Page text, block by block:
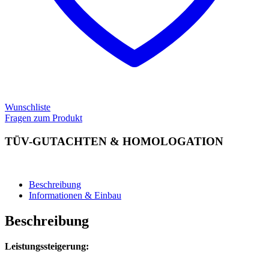
Wunschliste
Fragen zum Produkt
TÜV-GUTACHTEN & HOMOLOGATION
Beschreibung
Informationen & Einbau
Beschreibung
Leistungssteigerung: